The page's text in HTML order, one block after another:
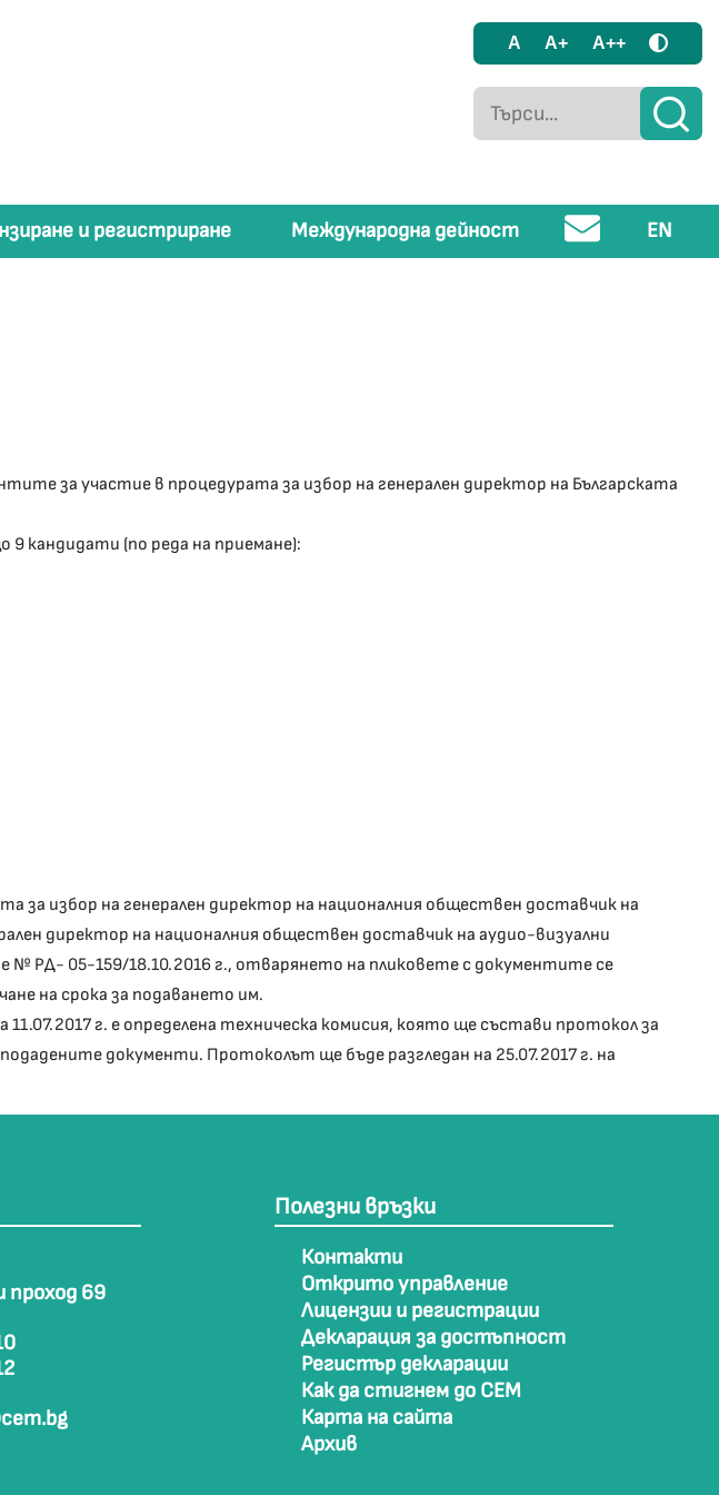
A A+ A++
и регистриране Международна дейност EN
за участие в процедурата за избор на генерален директор на Българската
кандидати (по реда на приемане):
за избор на генерален директор на националния обществен доставчик на
директор на националния обществен доставчик на аудио-визуални
№ РД- 05-159/18.10.2016 г., отварянето на пликовете с документите се
на срока за подаването им.
г. е определена техническа комисия, която ще състави протокол за
документи. Протоколът ще бъде разгледан на 25.07.2017 г. на
проход 69
Полезни връзки
Контакти
Открито управление
Лицензии и регистрации
Декларация за достъпност
Регистър декларации
Как да стигнем до СЕМ
Карта на сайта
Архив